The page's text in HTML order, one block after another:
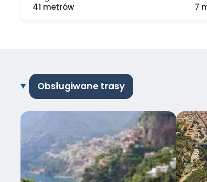
41 metrów 7
Obsługiwane trasy